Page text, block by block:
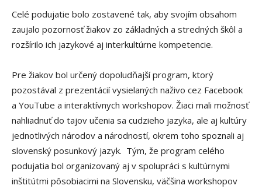
Celé podujatie bolo zostavené tak, aby svojím obsahom
zaujalo pozornosť žiakov zo základných a stredných škôl a
rozšírilo ich jazykové aj interkultúrne kompetencie.
Pre žiakov bol určený dopoludňajší program, ktorý
pozostával z prezentácií vysielaných naživo cez Facebook
a YouTube a interaktívnych workshopov. Žiaci mali možnosť
nahliadnuť do tajov učenia sa cudzieho jazyka, ale aj kultúry
jednotlivých národov a národností, okrem toho spoznali aj
slovenský posunkový jazyk. Tým, že program celého
podujatia bol organizovaný aj v spolupráci s kultúrnymi
inštitútmi pôsobiacimi na Slovensku, väčšina workshopov